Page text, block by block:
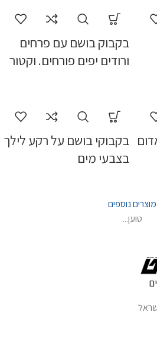
בקבוק בושם עם פרחים
ורודים יפים פורחים. וקטור
בקבוקי בושם על רקע לילך
בצבעי מים
מוצרים נוספים
טוען...